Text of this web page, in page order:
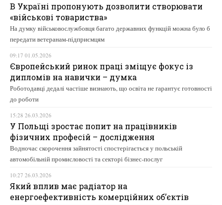
В Україні пропонують дозволити створювати
«військові товариства»
На думку військовослужбовця багато державних функцій можна було б
передати ветеранам-підприємцям
09:17 01.05.2026
Європейський ринок праці зміщує фокус із
дипломів на навички – думка
Роботодавці дедалі частіше визнають, що освіта не гарантує готовності
до роботи
15:28 26.03.2026
У Польщі зростає попит на працівників
фізичних професій – дослідження
Водночас скорочення зайнятості спостерігається у польській
автомобільній промисловості та секторі бізнес-послуг
10:27 26.03.2026
Який вплив має радіатор на
енергоефективність комерційних об’єктів